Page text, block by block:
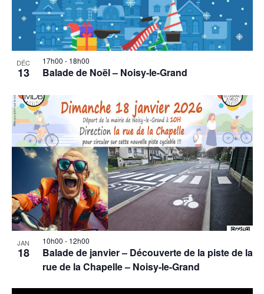
DÉC
13 Balade de Noël – Noisy-le-Grand
17h00 - 18h00
JAN
18
Balade de janvier – Découverte de la piste de la
rue de la Chapelle – Noisy-le-Grand
10h00 - 12h00